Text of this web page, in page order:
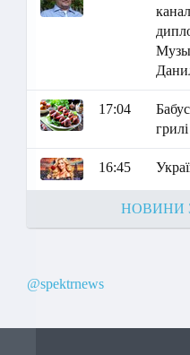
17:04
16:45
НОВИНИ
@spektrnews